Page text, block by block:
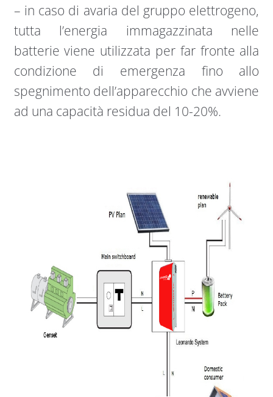
– in caso di avaria del gruppo elettrogeno,
tutta l’energia immagazzinata nelle
batterie viene utilizzata per far fronte alla
condizione di emergenza fino allo
spegnimento dell’apparecchio che avviene
ad una capacità residua del 10-20%.